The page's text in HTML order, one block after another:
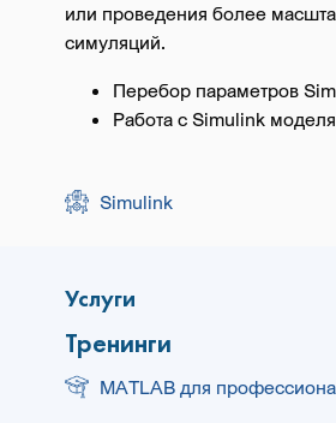
или проведения более
симуляций.
Перебор параметров
Работа с Simulink
Simulink
Услуги
Тренинги
MATLAB для